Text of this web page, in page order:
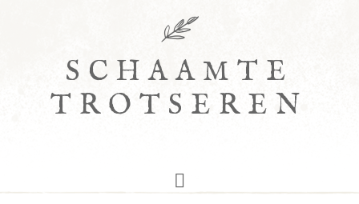
SCHAAMTE
TROTSEREN